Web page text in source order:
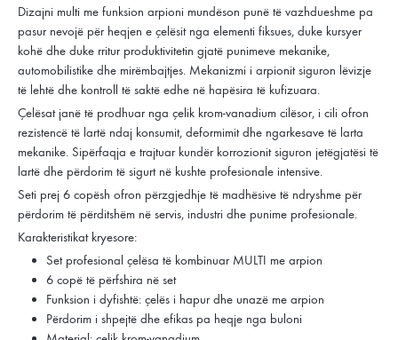
Dizajni multi me funksion arpioni mundëson punë të vazhdueshme pa
pasur nevojë për heqjen e çelësit nga elementi fiksues, duke kursyer
kohë dhe duke rritur produktivitetin gjatë punimeve mekanike,
automobilistike dhe mirëmbajtjes. Mekanizmi i arpionit siguron lëvizje
të lehtë dhe kontroll të saktë edhe në hapësira të kufizuara.
Çelësat janë të prodhuar nga çelik krom-vanadium cilësor, i cili ofron
rezistencë të lartë ndaj konsumit, deformimit dhe ngarkesave të larta
mekanike. Sipërfaqja e trajtuar kundër korrozionit siguron jetëgjatësi të
lartë dhe përdorim të sigurt në kushte profesionale intensive.
Seti prej 6 copësh ofron përzgjedhje të madhësive të ndryshme për
përdorim të përditshëm në servis, industri dhe punime profesionale.
Karakteristikat kryesore:
Set profesional çelësa të kombinuar MULTI me arpion
6 copë të përfshira në set
Funksion i dyfishtë: çelës i hapur dhe unazë me arpion
Përdorim i shpejtë dhe efikas pa heqje nga buloni